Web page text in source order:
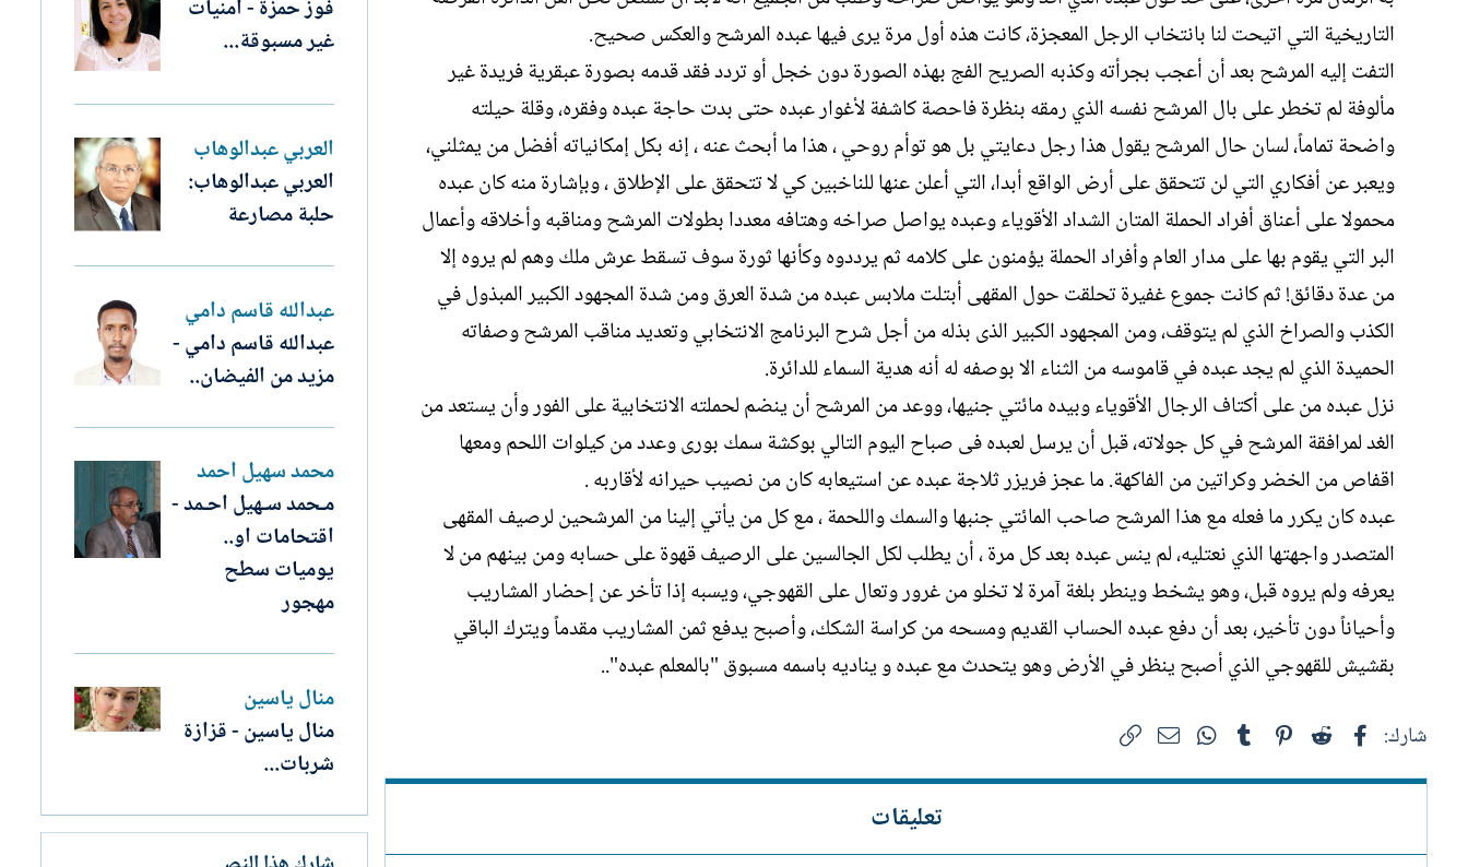
التاريخية التي اتيحت لنا بانتخاب الرجل المعجزة، كانت هذه أول مرة يرى فيها عبده المرشح والعكس صحيح.
التفت إليه المرشح بعد أن أعجب بجرأته وكذبه الصريح الفج بهذه الصورة دون خجل أو تردد فقد قدمه بصورة عبقرية فريدة غير
مألوفة لم تخطر على بال المرشح نفسه الذي رمقه بنظرة فاحصة كاشفة لأغوار عبده حتى بدت حاجة عبده وفقره، وقلة حيلته
واضحة تماماً، لسان حال المرشح يقول هذا رجل دعايتي بل هو توأم روحي ، هذا ما أبحث عنه ، إنه بكل إمكانياته أفضل من يمثلني،
ويعبر عن أفكاري التي لن تتحقق على أرض الواقع أبدا، التي أعلن عنها للناخبين كي لا تتحقق على الإطلاق ، وبإشارة منه كان عبده
محمولا على أعناق أفراد الحملة المتان الشداد الأقوياء وعبده يواصل صراخه وهتافه معددا بطولات المرشح ومناقبه وأخلاقه وأعمال
البر التي يقوم بها على مدار العام وأفراد الحملة يؤمنون على كلامه ثم يرددوه وكأنها ثورة سوف تسقط عرش ملك وهم لم يروه إلا
من عدة دقائق! ثم كانت جموع غفيرة تحلقت حول المقهى أبتلت ملابس عبده من شدة العرق ومن شدة المجهود الكبير المبذول في
الكذب والصراخ الذي لم يتوقف، ومن المجهود الكبير الذى بذله من أجل شرح البرنامج الانتخابي وتعديد مناقب المرشح وصفاته
الحميدة الذي لم يجد عبده في قاموسه من الثناء الا بوصفه له أنه هدية السماء للدائرة.
نزل عبده من على أكتاف الرجال الأقوياء وبيده مائتي جنيها، ووعد من المرشح أن ينضم لحملته الانتخابية على الفور وأن يستعد من
الغد لمرافقة المرشح في كل جولاته، قبل أن يرسل لعبده فى صباح اليوم التالي بوكشة سمك بورى وعدد من كيلوات اللحم ومعها
اقفاص من الخضر وكراتين من الفاكهة. ما عجز فريزر ثلاجة عبده عن استيعابه كان من نصيب حيرانه لأقاربه .
عبده كان يكرر ما فعله مع هذا المرشح صاحب المائتي جنبها والسمك واللحمة ، مع كل من يأتي إلينا من المرشحين لرصيف المقهى
المتصدر واجهتها الذي نعتليه، لم ينس عبده بعد كل مرة ، أن يطلب لكل الجالسين على الرصيف قهوة على حسابه ومن بينهم من لا
يعرفه ولم يروه قبل، وهو يشخط وينطر بلغة آمرة لا تخلو من غرور وتعال على القهوجي، ويسبه إذا تأخر عن إحضار المشاريب
وأحياناً دون تأخير، بعد أن دفع عبده الحساب القديم ومسحه من كراسة الشكك، وأصبح يدفع ثمن المشاريب مقدماً ويترك الباقي
بقشيش للقهوجي الذي أصبح ينظر في الأرض وهو يتحدث مع عبده و يناديه باسمه مسبوق "بالمعلم عبده"..
شارك: فيسبوكReddit
Pinterest
Tumblr
WhatsAppالبريد الإلكتروني
تعليقات
فوز حمزة - أمنيات
غير مسبوقة...
العربي عبدالوهاب
العربي عبدالوهاب:
حلبة مصارعة
عبدالله قاسم دامي
عبدالله قاسم دامي -
مزيد من الفيضان..
محمد سهيل أحمد
مـحمد سـهيل احـمد -
اقتحامات او..
يوميات سطح
مهجور
منال ياسين
منال ياسين - قزازة
شربات...